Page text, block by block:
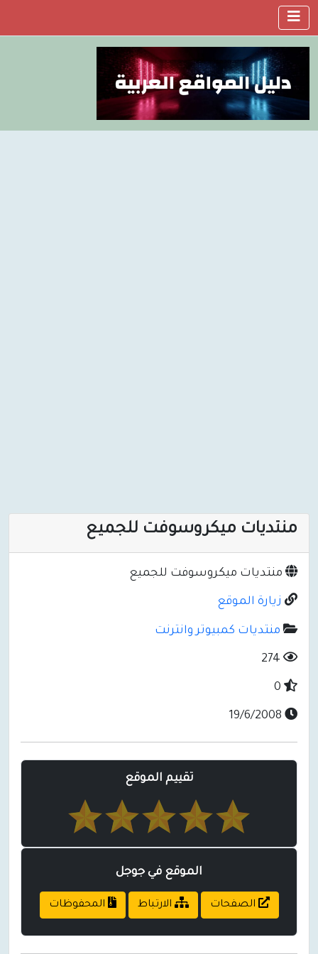
منتديات ميكروسوفت للجميع
منتديات ميكروسوفت للجميع
زيارة الموقع
منتديات كمبيوتر وانترنت
تقييم الموقع
الموقع في جوجل
الصفحات الارتباط المحفوظات